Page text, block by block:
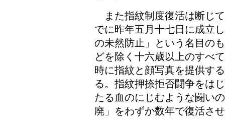
また指紋制度復活は断じ
でに昨年五月十七日に成立
の未然防止」という名目の
どを除く十六歳以上のすべ
時に指紋と顔写真を提供す
る。指紋押捺拒否闘争をは
たる血のにじむような闘い
廃」をわずか数年で復活さ